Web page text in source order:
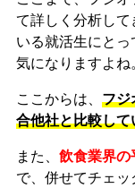
て詳しく分析し
いる就活生にと
気になりますよね
ここからは、 フジ
合他社と比較して
また、 飲食業界の
で、併せてチェッ